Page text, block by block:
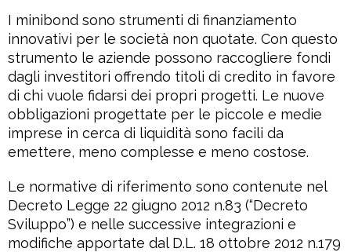
I minibond sono strumenti di finanziamento
innovativi per le società non quotate. Con questo
strumento le aziende possono raccogliere fondi
dagli investitori offrendo titoli di credito in favore
di chi vuole fidarsi dei propri progetti. Le nuove
obbligazioni progettate per le piccole e medie
imprese in cerca di liquidità sono facili da
emettere, meno complesse e meno costose.
Le normative di riferimento sono contenute nel
Decreto Legge 22 giugno 2012 n.83 (“Decreto
Sviluppo”) e nelle successive integrazioni e
modifiche apportate dal D.L. 18 ottobre 2012 n.179